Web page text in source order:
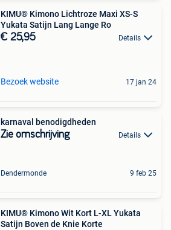
KIMU® Kimono Lichtroze Maxi XS-S
Yukata Satijn Lang Lange Ro
€ 25,95 Details
Bezoek website 17 jan 24
karnaval benodigdheden
Zie omschrijving Details
Dendermonde 9 feb 25
KIMU® Kimono Wit Kort L-XL Yukata
Satijn Boven de Knie Korte